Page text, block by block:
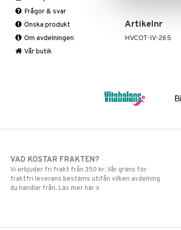
Artikelnr
HVCOT-IV-265
Fasta
Fettförbränning
Måltidsersättning
Övriga
Antioxidanter
B vitaminer
Barn
C vitaminer
Kvinna
Frågor & svar
Önska produkt
Om avdelningen
Vår butik
VAD KOSTAR FRAKTEN?
Vi erbjuder fri frakt från 350 kr. Vår gräns för
fraktfri leverans bestäms utifån vilken avdelning
du handlar från. Läs mer här »